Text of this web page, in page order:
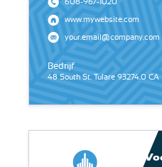
your.email@company.com
Bedrijf
48 South St. Tulare 93274.0 CA
608-967-1020
www.mywebsite.com